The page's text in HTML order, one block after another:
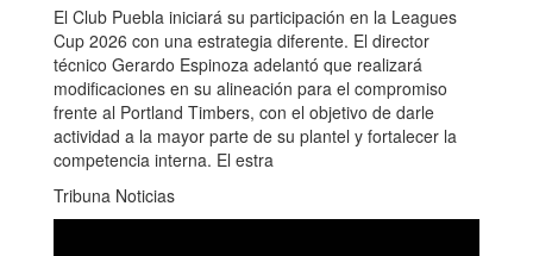
El Club Puebla iniciará su participación en la Leagues
Cup 2026 con una estrategia diferente. El director
técnico Gerardo Espinoza adelantó que realizará
modificaciones en su alineación para el compromiso
frente al Portland Timbers, con el objetivo de darle
actividad a la mayor parte de su plantel y fortalecer la
competencia interna. El estra
Tribuna Noticias